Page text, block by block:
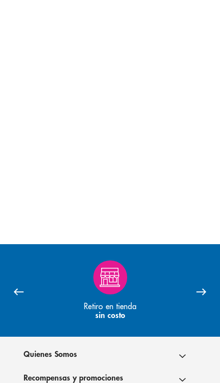
Retiro en tienda
sin costo
Quienes Somos
Recompensas y promociones